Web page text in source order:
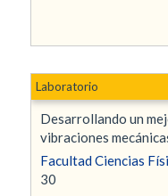
Desarrollando un
vibraciones
Facultad Ciencias
30
Laboratorio